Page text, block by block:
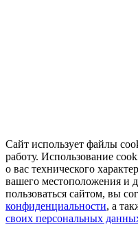
Сайт использует файлы
работу. Использование
о вас технического
вашего местоположения
пользоваться сайтом, вы
конфиденциальности, а
своих персональных